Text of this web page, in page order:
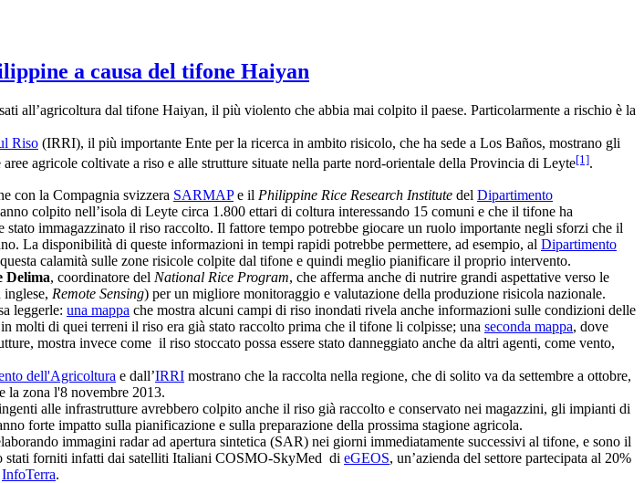
a causa del tifone Haiyan
all’agricoltura dal tifone Haiyan, il più violento che abbia mai colpito il paese. Particolarmente a rischio è la
Riso (IRRI), il più importante Ente per la ricerca in ambito risicolo, che ha sede a Los Baños, mostrano gli
agricole coltivate a riso e alle strutture situate nella parte nord-orientale della Provincia di Leyte[1].
con la Compagnia svizzera SARMAPe il Philippine Rice Research Institute del Dipartimento
colpito nell’isola di Leyte circa 1.800 ettari di coltura interessando 15 comuni e che il tifone ha
stato immagazzinato il riso raccolto. Il fattore tempo potrebbe giocare un ruolo importante negli sforzi che il
La disponibilità di queste informazioni in tempi rapidi potrebbe permettere, ad esempio, al Dipartimento
calamità sulle zone risicole colpite dal tifone e quindi meglio pianificare il proprio intervento.
Delima, coordinatore del National Rice Program, che afferma anche di nutrire grandi aspettative verso le
Remote Sensing) per un migliore monitoraggio e valutazione della produzione risicola nazionale.
leggerle: una mappa che mostra alcuni campi di riso inondati rivela anche informazioni sulle condizioni delle
molti di quei terreni il riso era già stato raccolto prima che il tifone li colpisse; una seconda mappa, dove
mostra invece come il riso stoccato possa essere stato danneggiato anche da altri agenti, come vento,
dell'Agricoltura e dall’IRRI mostrano che la raccolta nella regione, che di solito va da settembre a ottobre,
la zona l'8 novembre 2013.
alle infrastrutture avrebbero colpito anche il riso già raccolto e conservato nei magazzini, gli impianti di
forte impatto sulla pianificazione e sulla preparazione della prossima stagione agricola.
immagini radar ad apertura sintetica (SAR) nei giorni immediatamente successivi al tifone, e sono il
stati forniti infatti dai satelliti Italiani COSMO-SkyMed di eGEOS, un’azienda del settore partecipata al 20%
InfoTerra.